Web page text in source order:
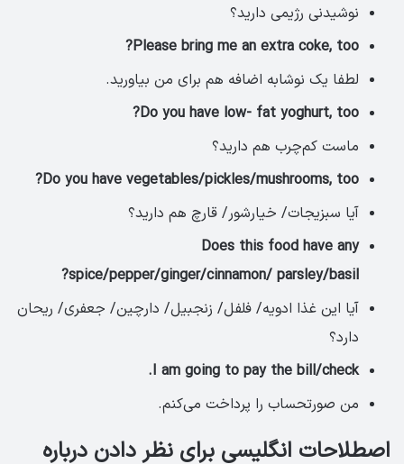
نوشیدنی رژیمی دارید؟
Please bring me an extra coke, too?
لطفا یک نوشابه اضافه هم برای من بیاورید.
Do you have low- fat yoghurt, too?
ماست کم‌چرب هم دارید؟
Do you have vegetables/pickles/mushrooms, too?
آیا سبزیجات/ خیارشور/ قارچ هم دارید؟
Does this food have any
spice/pepper/ginger/cinnamon/ parsley/basil?
آیا این غذا ادویه/ فلفل/ زنجبیل/ دارچین/ جعفری/ ریحان
دارد؟
I am going to pay the bill/check.
من صورتحساب را پرداخت می‌کنم.
اصطلاحات انگلیسی برای نظر دادن درباره